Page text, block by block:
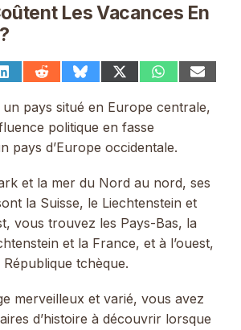
Les Vacances En
ShareShare
Reddit
Share
Bluesky
Share
(Twitter)
Share
WhatsApp
Share
Email
un pays situé en Europe centrale,
politique en fasse
pays d’Europe occidentale.
et la mer du Nord au nord, ses
la Suisse, le Liechtenstein et
vous trouvez les Pays-Bas, la
et la France, et à l’ouest,
tchèque.
merveilleux et varié, vous avez
d’histoire à découvrir lorsque